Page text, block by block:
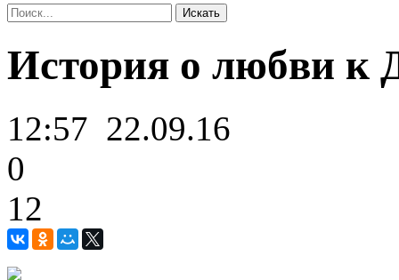
История о любви к
12:57 22.09.16
0
12